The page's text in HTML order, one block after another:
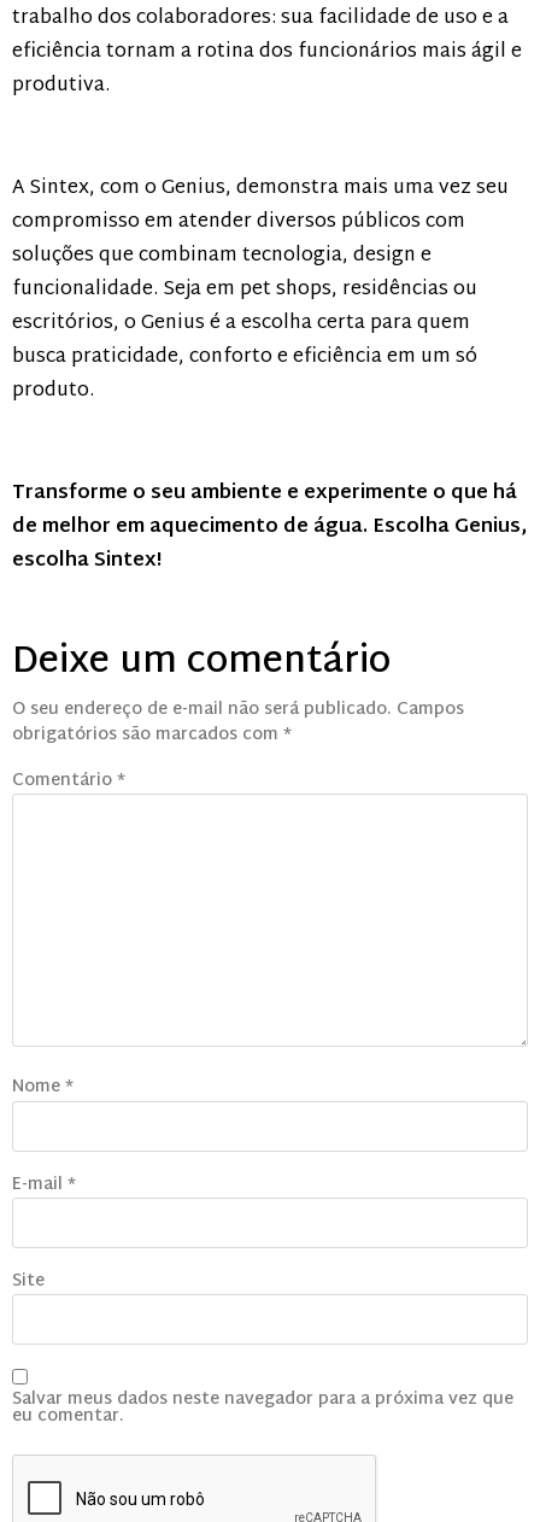
trabalho dos colaboradores: sua facilidade de uso e a
eficiência tornam a rotina dos funcionários mais ágil e
produtiva.
A Sintex, com o Genius, demonstra mais uma vez seu
compromisso em atender diversos públicos com
soluções que combinam tecnologia, design e
funcionalidade. Seja em pet shops, residências ou
escritórios, o Genius é a escolha certa para quem
busca praticidade, conforto e eficiência em um só
produto.
Transforme o seu ambiente e experimente o que há
de melhor em aquecimento de água. Escolha Genius,
escolha Sintex!
Deixe um comentário
O seu endereço de e-mail não será publicado. Campos
obrigatórios são marcados com *
Comentário*
Nome*
E-mail *
Site
Salvar meus dados neste navegador para a próxima vez que
eu comentar.